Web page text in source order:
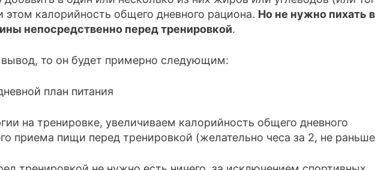
этом калорийность общего дневного рациона. Но не нужно пихать в
непосредственно перед тренировкой.
вывод, то он будет примерно следующим:
план питания
на тренировке, увеличиваем калорийность общего дневного
приема пищи перед тренировкой (желательно чеса за 2, не